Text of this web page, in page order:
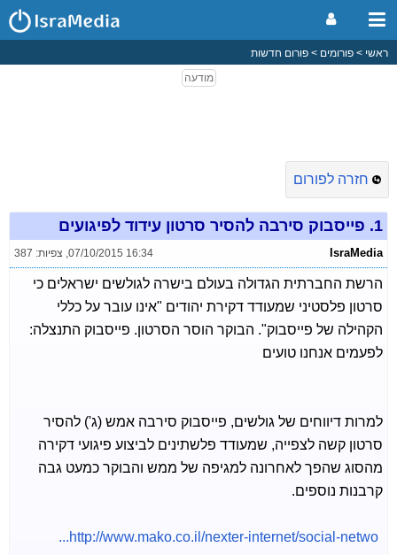
ראשי פורומים פורום חדשות
חזרה לפורום
1. פייסבוק סירבה להסיר סרטון עידוד לפיגועים
IsraMedia
07/10/2015 16:34
, צפיות: 387
הרשת החברתית הגדולה בעולם בישרה לגולשים ישראלים כי
סרטון פלסטיני שמעודד דקירת יהודים "אינו עובר על כללי
הקהילה של פייסבוק". הבוקר הוסר הסרטון. פייסבוק התנצלה:
לפעמים אנחנו טועים
למרות דיווחים של גולשים, פייסבוק סירבה אמש (ג') להסיר
סרטון קשה לצפייה, שמעודד פלשתינים לביצוע פיגועי דקירה
מהסוג שהפך לאחרונה למגיפה של ממש והבוקר כמעט גבה
קרבנות נוספים.
http://www.mako.co.il/nexter-internet/social-netwo...